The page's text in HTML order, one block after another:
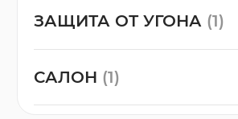
ЗАЩИТА ОТ УГОНА (1)
САЛОН (1)